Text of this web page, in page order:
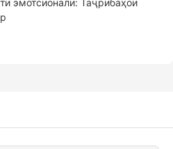
эмотсионалӣ: Таҷрибаҳои